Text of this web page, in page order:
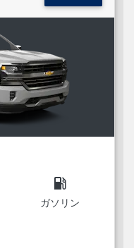
local_gas_station
ガソリン